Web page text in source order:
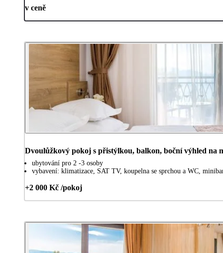
v ceně
Dvoulůžkový pokoj s přistýlkou, balkon, boční výhled na
ubytování pro 2 -3 osoby
vybavení: klimatizace, SAT TV, koupelna se sprchou a WC,
+2 000 Kč /pokoj